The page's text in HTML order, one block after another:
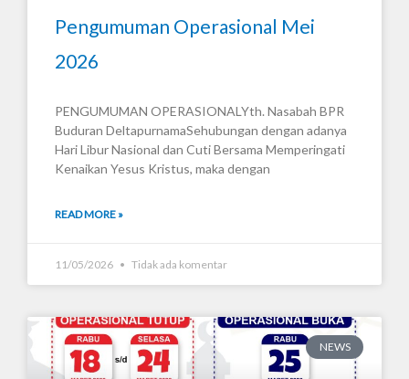
Pengumuman Operasional Mei
2026
PENGUMUMAN OPERASIONALYth. Nasabah BPR
Buduran DeltapurnamaSehubungan dengan adanya
Hari Libur Nasional dan Cuti Bersama Memperingati
Kenaikan Yesus Kristus, maka dengan
READ MORE »
11/05/2026 Tidak ada komentar
NEWS